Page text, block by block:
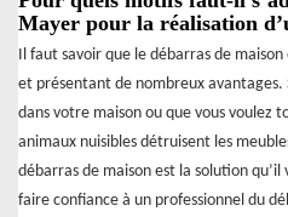
Mayer pour la réalisation
Il faut savoir que le débarras de
et présentant de nombreux avantages.
dans votre maison ou que vous voulez
animaux nuisibles détruisent les
débarras de maison est la solution qu’il
faire confiance à un professionnel du